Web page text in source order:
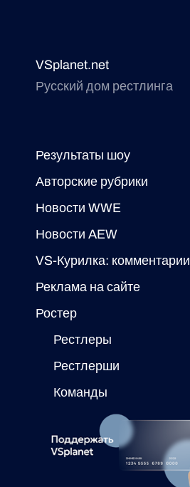
VSplanet.net
Русский дом рестлинга
Результаты шоу
Авторские рубрики
Новости WWE
Новости AEW
VS-Курилка: комментарии
Реклама на сайте
Ростер
Рестлеры
Рестлерши
Команды